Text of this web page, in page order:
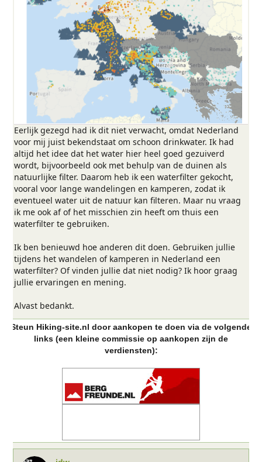
Eerlijk gezegd had ik dit niet verwacht, omdat Nederland
voor mij juist bekendstaat om schoon drinkwater. Ik had
altijd het idee dat het water hier heel goed gezuiverd
wordt, bijvoorbeeld ook met behulp van de duinen als
natuurlijke filter. Daarom heb ik een waterfilter gekocht,
vooral voor lange wandelingen en kamperen, zodat ik
eventueel water uit de natuur kan filteren. Maar nu vraag
ik me ook af of het misschien zin heeft om thuis een
waterfilter te gebruiken.
Ik ben benieuwd hoe anderen dit doen. Gebruiken jullie
tijdens het wandelen of kamperen in Nederland een
waterfilter? Of vinden jullie dat niet nodig? Ik hoor graag
jullie ervaringen en mening.
Alvast bedankt.
Steun Hiking-site.nl door aankopen te doen via de volgende
links (een kleine commissie op aankopen zijn de
verdiensten):